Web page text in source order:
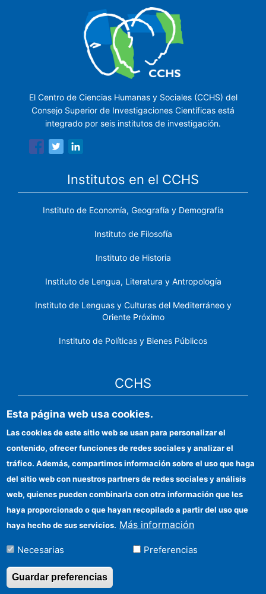
El Centro de Ciencias Humanas y Sociales (CCHS) del
Consejo Superior de Investigaciones Científicas está
integrado por seis institutos de investigación.
Institutos en el CCHS
Instituto de Economía, Geografía y Demografía
Instituto de Filosofía
Instituto de Historia
Instituto de Lengua, Literatura y Antropología
Instituto de Lenguas y Culturas del Mediterráneo y
Oriente Próximo
Instituto de Políticas y Bienes Públicos
CCHS
Sede electrónica CSIC
Identidad institucional
Información para proveedores
Ayudas FEDER
Organismos financiadores
Contacto
Cómo llegar
Esta página web usa cookies.
Las cookies de este sitio web se usan para personalizar el
contenido, ofrecer funciones de redes sociales y analizar el
tráfico. Además, compartimos información sobre el uso que haga
del sitio web con nuestros partners de redes sociales y análisis
web, quienes pueden combinarla con otra información que les
haya proporcionado o que hayan recopilado a partir del uso que
haya hecho de sus servicios. Más información
Necesarias Preferencias
Guardar preferencias